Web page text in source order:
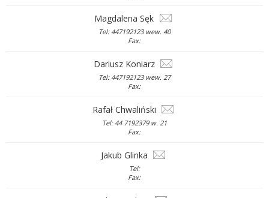
Magdalena Sęk
Tel: 447192123 wew. 40
Fax:
Dariusz Koniarz
Tel: 447192123 wew. 27
Fax:
Rafał Chwaliński
Tel: 44 7192379 w. 21
Fax:
Jakub Glinka
Tel:
Fax: